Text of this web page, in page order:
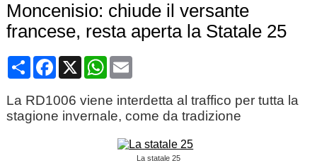
Moncenisio: chiude il versante
francese, resta aperta la Statale 25
CondividiFacebook
X WhatsApp
Email
La RD1006 viene interdetta al traffico per tutta la
stagione invernale, come da tradizione
La statale 25